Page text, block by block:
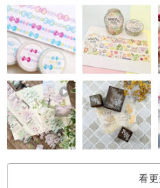
切锯下federal 40S&W弹壳尾端，将
和 40S&W，用意即男女朋友或夫妻
两人同时配戴时正好合成一枚完整
每个独立技士、设计师都有他自身
“单纯、俐落、扎实”是本件制品的
戒指是长时间随身的部品，太宽太
但舒适度必显不足，反之过于纤细
所以戒圈部份制做使用5mm宽度设
看